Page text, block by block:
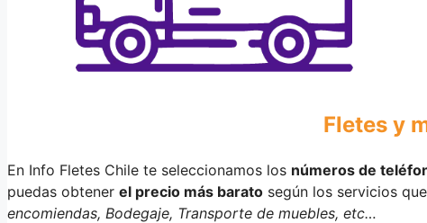
Fletes y
En Info Fletes Chile te seleccionamos los números de
puedas obtener el precio más barato según los servicios
encomiendas, Bodegaje, Transporte de muebles, etc…